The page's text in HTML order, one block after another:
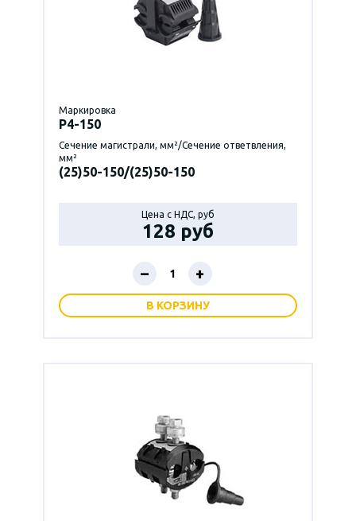
Маркировка
P4-150
Сечение магистрали, мм²/Сечение ответвления,
мм²
(25)50-150/(25)50-150
Цена с НДС, руб
128 руб
– +
В КОРЗИНУ